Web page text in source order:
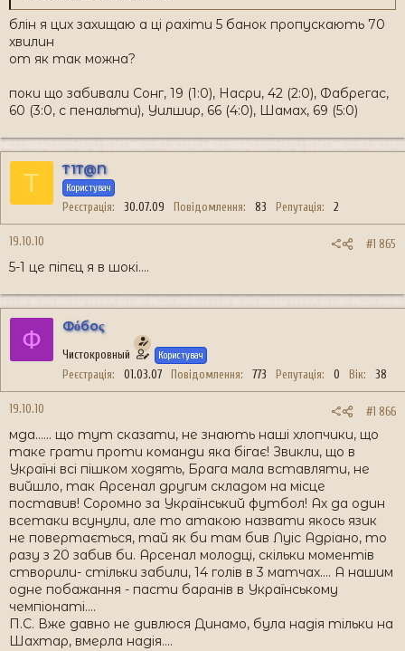
блін я цих захищаю а ці рахіти 5 банок пропускають 70
хвилин
от як так можна?
поки що забивали Сонг, 19 (1:0), Насри, 42 (2:0), Фабрегас,
60 (3:0, с пенальти), Уилшир, 66 (4:0), Шамах, 69 (5:0)
T T1T@N
Користувач
Реєстрація 30.07.09 Повідомлення 83 Репутація 2
19.10.10 #1 865
5-1 це піпєц я в шокі....
Ф Фόбоς
Чистокровный Користувач
Реєстрація 01.03.07 Повідомлення 773 Репутація 0 Вік 38
19.10.10 #1 866
мда...... що тут сказати, не знають наші хлопчики, що
таке грати проти команди яка бігає! Звикли, що в
Україні всі пішком ходять, Брага мала вставляти, не
вийшло, так Арсенал другим складом на місце
поставив! Соромно за Український футбол! Ах да один
всетаки всунули, але то атакою назвати якось язик
не повертається, тай як би там бив Луіс Адріано, то
разу з 20 забив би. Арсенал молодці, скільки моментів
створили- стільки забили, 14 голів в 3 матчах.... А нашим
одне побажання - пасти баранів в Українському
чемпіонаті....
П.С. Вже давно не дивлюся Динамо, була надія тільки на
Шахтар, вмерла надія....